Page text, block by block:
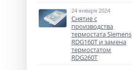
24 января 2024
Снятие с
производства
термостата Siemens
RDG160T и замена
термостатом
RDG260T